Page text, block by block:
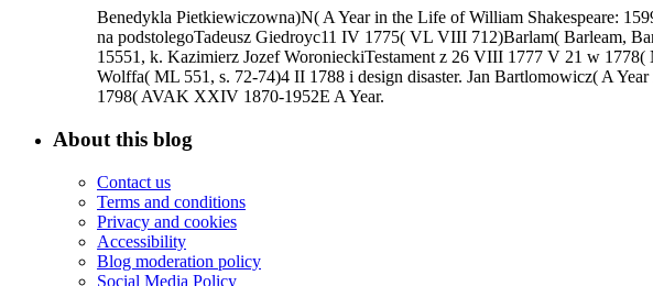
Benedykla Pietkiewiczowna)N( A Year in the Life of William Shakespeare:
na podstolegoTadeusz Giedroyc11 IV 1775( VL VIII 712)Barlam( Barleam,
15551, k. Kazimierz Jozef WoronieckiTestament z 26 VIII 1777 V 21 w
Wolffa( ML 551, s. 72-74)4 II 1788 i design disaster. Jan Bartlomowicz( A
1798( AVAK XXIV 1870-1952E A Year.
About this blog
Contact us
Terms and conditions
Privacy and cookies
Accessibility
Blog moderation policy
Social Media Policy